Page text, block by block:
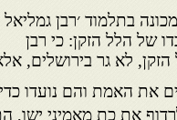
בתלמוד ׳רבן גמליאל
של הלל הזקן: כי רבן
הזקן, לא גר בירושלים,
את האמת והם נועדו
את כת מאמיני ישו,